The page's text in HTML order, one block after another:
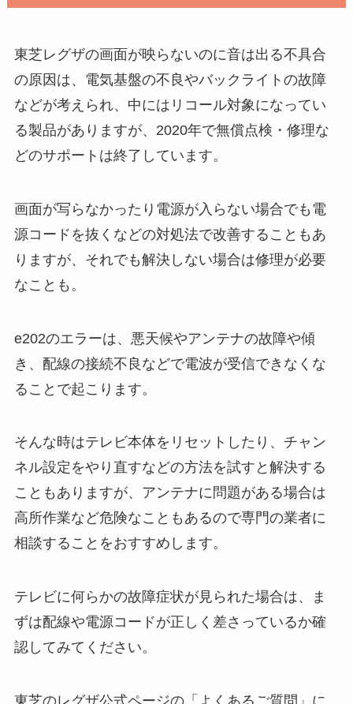
東芝レグザの画面が映らないのに音は出る不具合
の原因は、電気基盤の不良やバックライトの故障
などが考えられ、中にはリコール対象になってい
る製品がありますが、2020年で無償点検・修理な
どのサポートは終了しています。
画面が写らなかったり電源が入らない場合でも電
源コードを抜くなどの対処法で改善することもあ
りますが、それでも解決しない場合は修理が必要
なことも。
e202のエラーは、悪天候やアンテナの故障や傾
き、配線の接続不良などで電波が受信できなくな
ることで起こります。
そんな時はテレビ本体をリセットしたり、チャン
ネル設定をやり直すなどの方法を試すと解決する
こともありますが、アンテナに問題がある場合は
高所作業など危険なこともあるので専門の業者に
相談することをおすすめします。
テレビに何らかの故障症状が見られた場合は、ま
ずは配線や電源コードが正しく差さっているか確
認してみてください。
東芝のレグザ公式ページの「よくあるご質問」に